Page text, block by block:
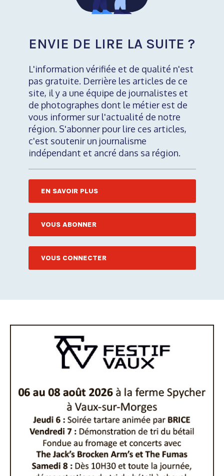
ENVIE DE LIRE LA SUITE ?
L'information vérifiée et de qualité n'est
pas gratuite. Derrière les articles de ce
site, il y a une équipe de journalistes et
de photographes dont le métier est de
vous informer sur l'actualité de notre
région. S'abonner pour lire ces articles,
c'est soutenir un journalisme
indépendant et ancré dans sa région.
EN SAVOIR PLUS
VOUS ABONNER
VOUS CONNECTER